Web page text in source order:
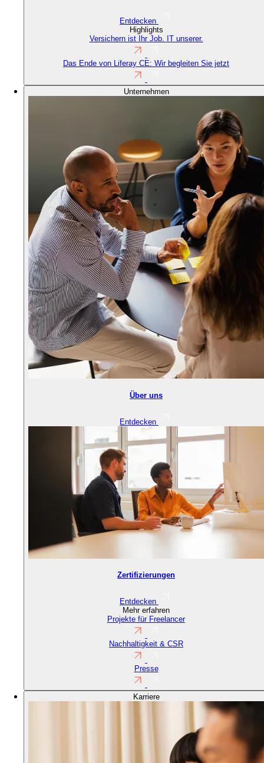
Entdecken
Highlights
Versichern ist Ihr Job. IT unserer.
Das Ende von Liferay CE: Wir begleiten Sie jetzt
Unternehmen
Über uns
Entdecken
Zertifizierungen
Entdecken
Mehr erfahren
Projekte für Freelancer
Nachhaltigkeit & CSR
Presse
Karriere